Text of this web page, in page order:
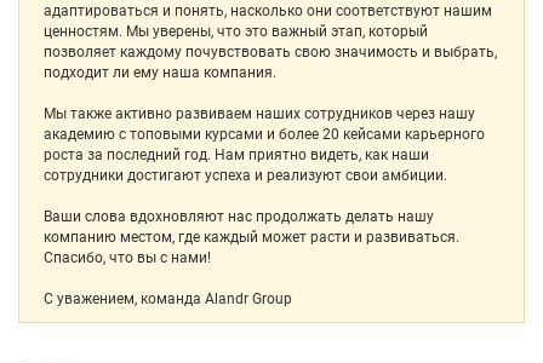
адаптироваться и понять, насколько они соответствуют нашим
ценностям. Мы уверены, что это важный этап, который
позволяет каждому почувствовать свою значимость и выбрать,
подходит ли ему наша компания.
Мы также активно развиваем наших сотрудников через нашу
академию с топовыми курсами и более 20 кейсами карьерного
роста за последний год. Нам приятно видеть, как наши
сотрудники достигают успеха и реализуют свои амбиции.
Ваши слова вдохновляют нас продолжать делать нашу
компанию местом, где каждый может расти и развиваться.
Спасибо, что вы с нами!
С уважением, команда Alandr Group